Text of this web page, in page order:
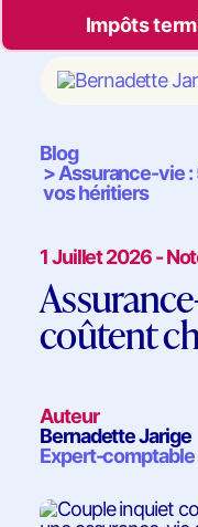
Blog
Assurance-vie :
vos héritiers
1 Juillet 2026 -
coûtent
Auteur
Bernadette Jarige
Expert-comptable
Impôts